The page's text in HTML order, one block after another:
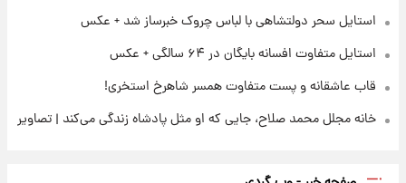
استایل سحر دولتشاهی با لباس چروک خبرساز شد + عکس
استایل متفاوت افسانه بایگان در ۶۴ سالگی + عکس
قاب عاشقانه و پست متفاوت همسر شاهرخ استخری!
خانه مجلل محمد صلاح، جایی که او مثل پادشاه زندگی می‌کند | تصاویر